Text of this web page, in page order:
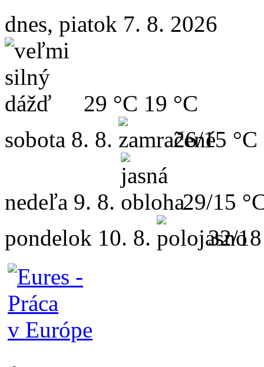
dnes, piatok 7. 8. 2026
29 °C 19 °C
sobota 8. 8. 26/15 °C
nedeľa 9. 8.
29/15
pondelok 10. 8. 32/